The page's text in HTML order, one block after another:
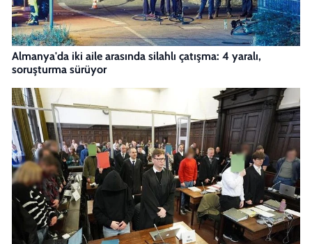
Almanya'da iki aile arasında silahlı çatışma: 4 yaralı,
soruşturma sürüyor